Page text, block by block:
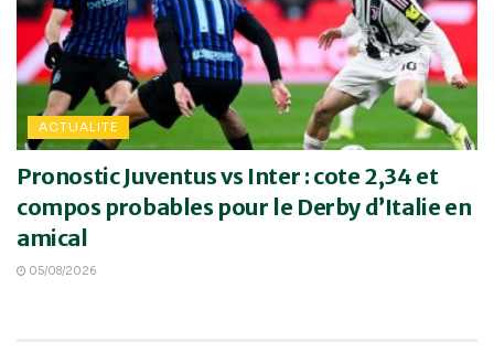
ACTUALITE
Pronostic Juventus vs Inter : cote 2,34 et
compos probables pour le Derby d’Italie en
amical
05/08/2026